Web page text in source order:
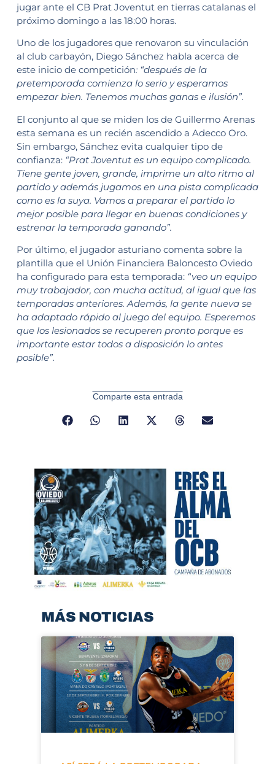
jugar ante el CB Prat Joventut en tierras catalanas el
próximo domingo a las 18:00 horas.
Uno de los jugadores que renovaron su vinculación
al club carbayón, Diego Sánchez habla acerca de
este inicio de competición: “después de la
pretemporada comienza lo serio y esperamos
empezar bien. Tenemos muchas ganas e ilusión”.
El conjunto al que se miden los de Guillermo Arenas
esta semana es un recién ascendido a Adecco Oro.
Sin embargo, Sánchez evita cualquier tipo de
confianza: “Prat Joventut es un equipo complicado.
Tiene gente joven, grande, imprime un alto ritmo al
partido y además jugamos en una pista complicada
como es la suya. Vamos a preparar el partido lo
mejor posible para llegar en buenas condiciones y
estrenar la temporada ganando”.
Por último, el jugador asturiano comenta sobre la
plantilla que el Unión Financiera Baloncesto Oviedo
ha configurado para esta temporada: “veo un equipo
muy trabajador, con mucha actitud, al igual que las
temporadas anteriores. Además, la gente nueva se
ha adaptado rápido al juego del equipo. Esperemos
que los lesionados se recuperen pronto porque es
importante estar todos a disposición lo antes
posible”.
Comparte esta entrada
MÁS NOTICIAS